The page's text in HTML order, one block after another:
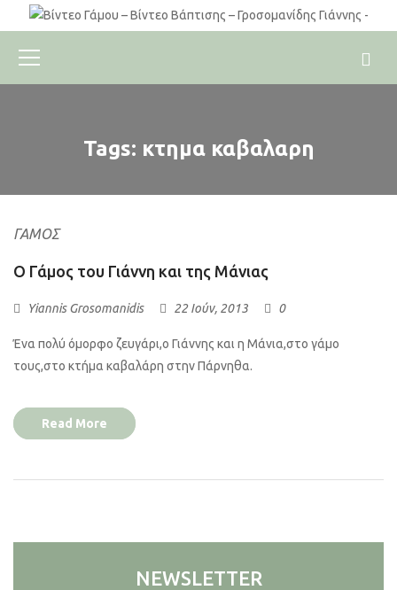
Tags: κτημα καβαλαρη
ΓΆΜΟΣ
Ο Γάμος του Γιάννη και της Μάνιας
Yiannis Grosomanidis 22 Ιούν, 2013 0
Ένα πολύ όμορφο ζευγάρι,ο Γιάννης και η Μάνια,στο γάμο
τους,στο κτήμα καβαλάρη στην Πάρνηθα.
Read More
NEWSLETTER